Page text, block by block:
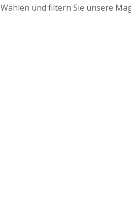
Wählen und filtern Sie unsere